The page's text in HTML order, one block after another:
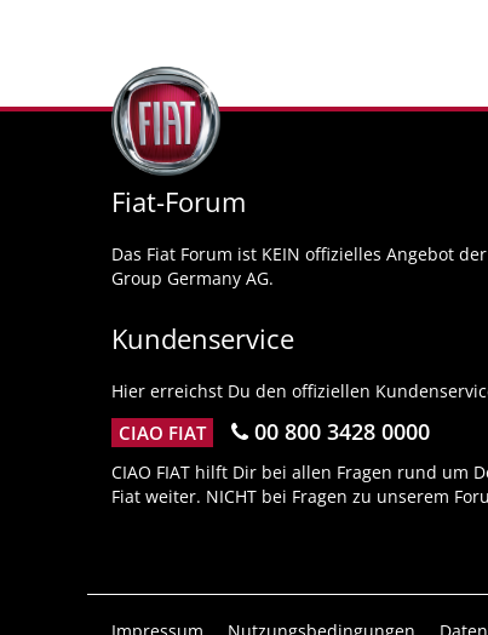
Fiat-Forum
Das Fiat Forum ist KEIN offizielles Angebot der
Group Germany AG.
Kundenservice
Hier erreichst Du den offiziellen
CIAO FIAT 00 800 3428 0000
CIAO FIAT hilft Dir bei allen Fragen rund um
Fiat weiter. NICHT bei Fragen zu unserem